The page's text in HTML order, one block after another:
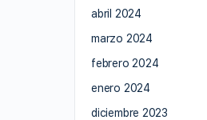
abril 2024
marzo 2024
febrero 2024
enero 2024
diciembre 2023